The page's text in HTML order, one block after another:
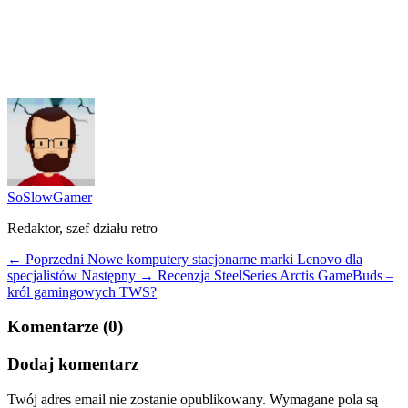
SoSlowGamer
Redaktor, szef działu retro
← Poprzedni Nowe komputery stacjonarne marki Lenovo dla
specjalistów Następny → Recenzja SteelSeries Arctis GameBuds –
król gamingowych TWS?
Komentarze (0)
Dodaj komentarz
Twój adres email nie zostanie opublikowany. Wymagane pola są